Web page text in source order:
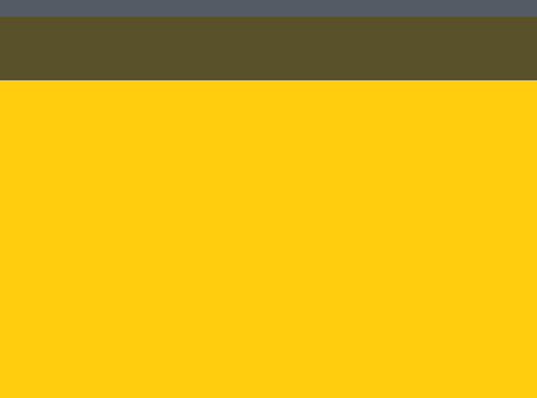
Besuchen Sie uns auf: